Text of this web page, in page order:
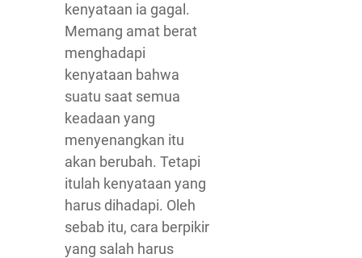
kenyataan ia gagal.
Memang amat berat
menghadapi
kenyataan bahwa
suatu saat semua
keadaan yang
menyenangkan itu
akan berubah. Tetapi
itulah kenyataan yang
harus dihadapi. Oleh
sebab itu, cara berpikir
yang salah harus